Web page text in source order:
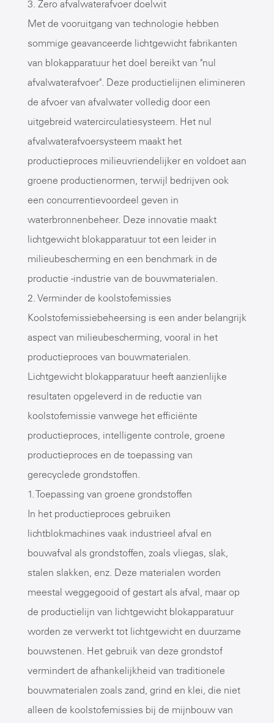
3. Zero afvalwaterafvoer doelwit
Met de vooruitgang van technologie hebben
sommige geavanceerde lichtgewicht fabrikanten
van blokapparatuur het doel bereikt van "nul
afvalwaterafvoer". Deze productielijnen elimineren
de afvoer van afvalwater volledig door een
uitgebreid watercirculatiesysteem. Het nul
afvalwaterafvoersysteem maakt het
productieproces milieuvriendelijker en voldoet aan
groene productienormen, terwijl bedrijven ook
een concurrentievoordeel geven in
waterbronnenbeheer. Deze innovatie maakt
lichtgewicht blokapparatuur tot een leider in
milieubescherming en een benchmark in de
productie -industrie van de bouwmaterialen.
2. Verminder de koolstofemissies
Koolstofemissiebeheersing is een ander belangrijk
aspect van milieubescherming, vooral in het
productieproces van bouwmaterialen.
Lichtgewicht blokapparatuur heeft aanzienlijke
resultaten opgeleverd in de reductie van
koolstofemissie vanwege het efficiënte
productieproces, intelligente controle, groene
productieproces en de toepassing van
gerecyclede grondstoffen.
1. Toepassing van groene grondstoffen
In het productieproces gebruiken
lichtblokmachines vaak industrieel afval en
bouwafval als grondstoffen, zoals vliegas, slak,
stalen slakken, enz. Deze materialen worden
meestal weggegooid of gestart als afval, maar op
de productielijn van lichtgewicht blokapparatuur
worden ze verwerkt tot lichtgewicht en duurzame
bouwstenen. Het gebruik van deze grondstof
vermindert de afhankelijkheid van traditionele
bouwmaterialen zoals zand, grind en klei, die niet
alleen de koolstofemissies bij de mijnbouw van